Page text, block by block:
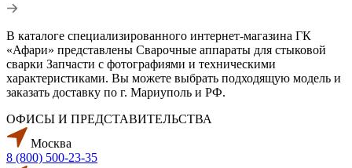
В каталоге специализированного интернет-магазина ГК
«Афари» представлены Сварочные аппараты для стыковой
сварки Запчасти с фотографиями и техническими
характеристиками. Вы можете выбрать подходящую модель и
заказать доставку по г. Мариуполь и РФ.
ОФИСЫ И ПРЕДСТАВИТЕЛЬСТВА
Москва
8 (800) 500-23-35